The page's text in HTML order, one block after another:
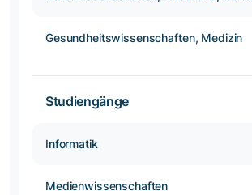
Gesundheitswissenschaften, Medizin
Studiengänge
Informatik
Medienwissenschaften